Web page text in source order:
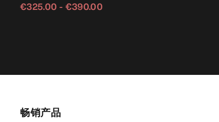
€325.00 - €390.00
畅销产品